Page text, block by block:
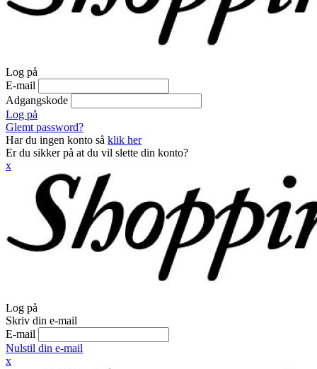
Log på
E-mail
Adgangskode
Log på
Glemt password?
Har du ingen konto så klik her
Er du sikker på at du vil slette din konto?
x
Log på
Skriv din e-mail
E-mail
Nulstil din e-mail
x